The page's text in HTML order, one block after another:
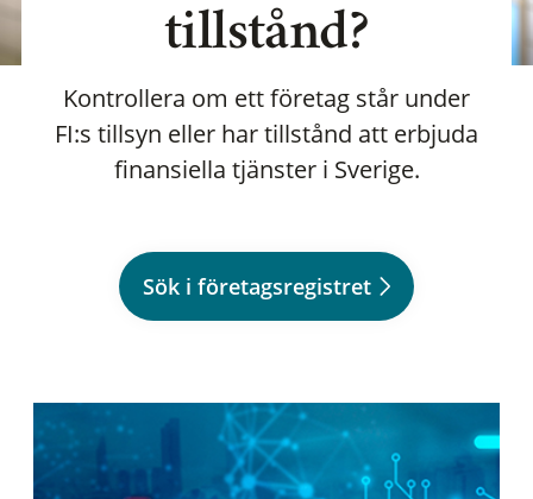
tillstånd?
Kontrollera om ett företag står under
FI:s tillsyn eller har tillstånd att erbjuda
finansiella tjänster i Sverige.
Sök i företagsregistret